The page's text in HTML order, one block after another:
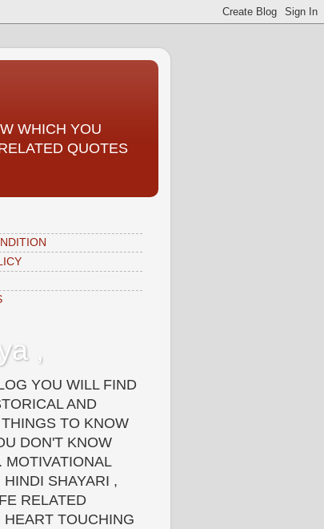
WHICH YOU
QUOTES
,
YOU WILL FIND
AND
TO KNOW
DON'T KNOW
MOTIVATIONAL
HINDI SHAYARI ,
RELATED
HEART TOUCHING